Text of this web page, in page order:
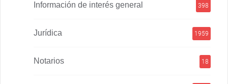
Información de interés general 398
Jurídica 1959
Notarios 18